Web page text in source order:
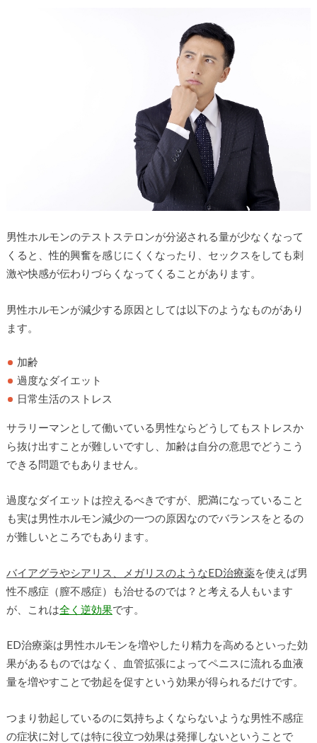
男性ホルモンのテストステロンが分泌される量が少なくなって
くると、性的興奮を感じにくくなったり、セックスをしても刺
激や快感が伝わりづらくなってくることがあります。
男性ホルモンが減少する原因としては以下のようなものがあり
ます。
加齢
過度なダイエット
日常生活のストレス
サラリーマンとして働いている男性ならどうしてもストレスか
ら抜け出すことが難しいですし、加齢は自分の意思でどうこう
できる問題でもありません。
過度なダイエットは控えるべきですが、肥満になっていること
も実は男性ホルモン減少の一つの原因なのでバランスをとるの
が難しいところでもあります。
バイアグラやシアリス、メガリスのようなED治療薬を使えば男
性不感症（膣不感症）も治せるのでは？と考える人もいます
が、これは全く逆効果です。
ED治療薬は男性ホルモンを増やしたり精力を高めるといった効
果があるものではなく、血管拡張によってペニスに流れる血液
量を増やすことで勃起を促すという効果が得られるだけです。
つまり勃起しているのに気持ちよくならないような男性不感症
の症状に対しては特に役立つ効果は発揮しないということで